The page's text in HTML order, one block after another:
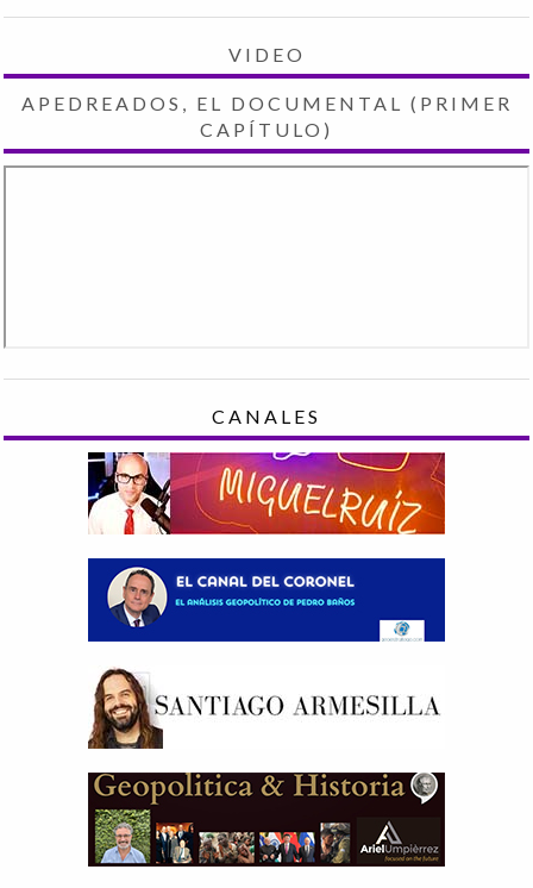
VIDEO
APEDREADOS, EL DOCUMENTAL (PRIMER
CAPÍTULO)
CANALES